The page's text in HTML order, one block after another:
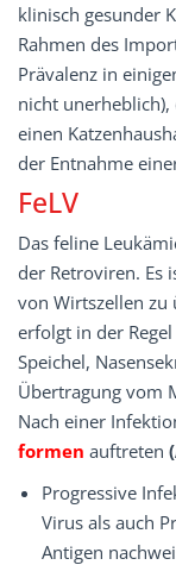
klinisch gesunder
Rahmen des
Prävalenz in
nicht
einen
der Entnahme
FeLV
Das feline
der Retroviren. Es
von Wirtszellen zu
erfolgt in der
Speichel,
Übertragung vom
Nach einer
formen auftreten
Progressive
Virus als auch
Antigen